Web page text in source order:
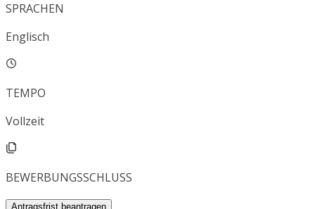
SPRACHEN
Englisch
TEMPO
Vollzeit
BEWERBUNGSSCHLUSS
Antragsfrist beantragen